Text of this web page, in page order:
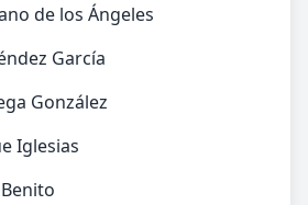
de los Ángeles
García
González
Iglesias